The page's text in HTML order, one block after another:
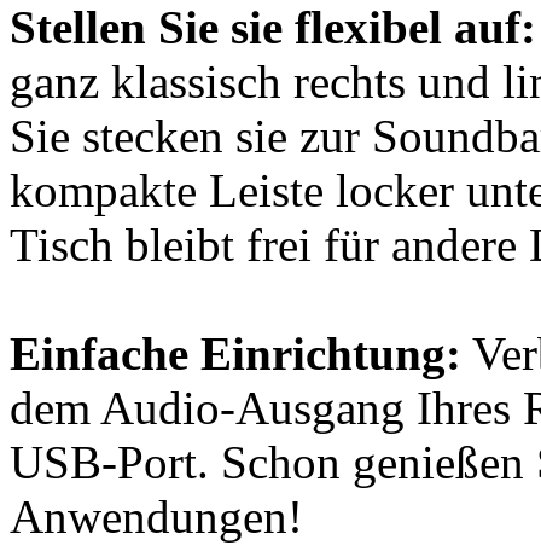
Stellen Sie sie flexibel auf:
ganz klassisch rechts und
Sie stecken sie zur
kompakte Leiste locker
Tisch bleibt frei für andere
Einfache Einrichtung:
dem Audio-Ausgang Ihres
USB-Port. Schon
Anwendungen!